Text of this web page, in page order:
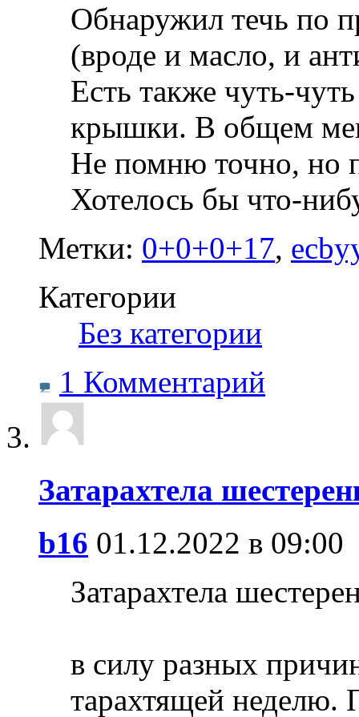
Обнаружил течь по
(вроде и масло, и
Есть также чуть-
крышки. В общем
Не помню точно, но
Хотелось бы что-
Метки: 0+0+0+17,
Категории
Без категории
1 Комментарий
Затарахтела
b16 01.12.2022 в 09:00
Затарахтела
в силу разных
тарахтящей неделю.